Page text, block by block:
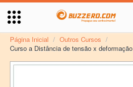
Página Inicial / Outros Cursos /
Curso a Distância de tensão x deformação